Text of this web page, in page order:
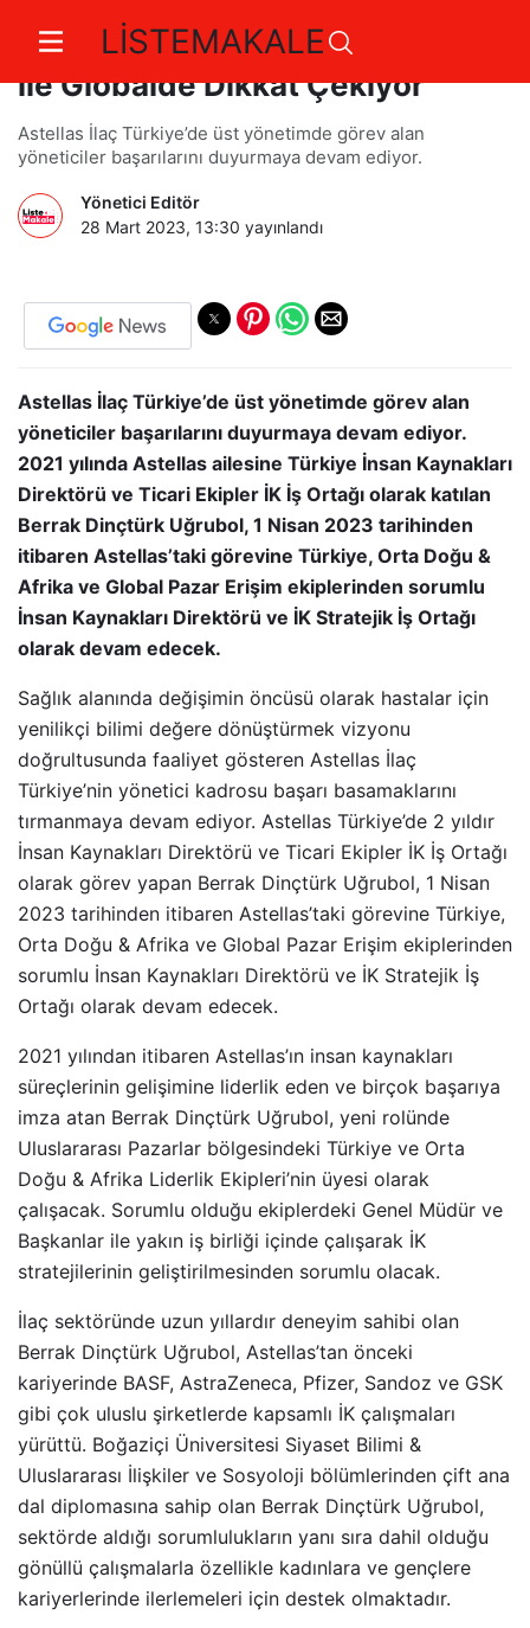
LİSTEMAKALE
Astellas Türkiye, İnsan Kaynağı
ile Globalde Dikkat Çekiyor
Astellas İlaç Türkiye’de üst yönetimde görev alan
yöneticiler başarılarını duyurmaya devam ediyor.
Yönetici Editör
28 Mart 2023, 13:30 yayınlandı
Astellas İlaç Türkiye’de üst yönetimde görev alan
yöneticiler başarılarını duyurmaya devam ediyor.
2021 yılında Astellas ailesine Türkiye İnsan Kaynakları
Direktörü ve Ticari Ekipler İK İş Ortağı olarak katılan
Berrak Dinçtürk Uğrubol, 1 Nisan 2023 tarihinden
itibaren Astellas’taki görevine Türkiye, Orta Doğu &
Afrika ve Global Pazar Erişim ekiplerinden sorumlu
İnsan Kaynakları Direktörü ve İK Stratejik İş Ortağı
olarak devam edecek.
Sağlık alanında değişimin öncüsü olarak hastalar için
yenilikçi bilimi değere dönüştürmek vizyonu
doğrultusunda faaliyet gösteren Astellas İlaç
Türkiye’nin yönetici kadrosu başarı basamaklarını
tırmanmaya devam ediyor. Astellas Türkiye’de 2 yıldır
İnsan Kaynakları Direktörü ve Ticari Ekipler İK İş Ortağı
olarak görev yapan Berrak Dinçtürk Uğrubol, 1 Nisan
2023 tarihinden itibaren Astellas’taki görevine Türkiye,
Orta Doğu & Afrika ve Global Pazar Erişim ekiplerinden
sorumlu İnsan Kaynakları Direktörü ve İK Stratejik İş
Ortağı olarak devam edecek.
2021 yılından itibaren Astellas’ın insan kaynakları
süreçlerinin gelişimine liderlik eden ve birçok başarıya
imza atan Berrak Dinçtürk Uğrubol, yeni rolünde
Uluslararası Pazarlar bölgesindeki Türkiye ve Orta
Doğu & Afrika Liderlik Ekipleri’nin üyesi olarak
çalışacak. Sorumlu olduğu ekiplerdeki Genel Müdür ve
Başkanlar ile yakın iş birliği içinde çalışarak İK
stratejilerinin geliştirilmesinden sorumlu olacak.
İlaç sektöründe uzun yıllardır deneyim sahibi olan
Berrak Dinçtürk Uğrubol, Astellas’tan önceki
kariyerinde BASF, AstraZeneca, Pfizer, Sandoz ve GSK
gibi çok uluslu şirketlerde kapsamlı İK çalışmaları
yürüttü. Boğaziçi Üniversitesi Siyaset Bilimi &
Uluslararası İlişkiler ve Sosyoloji bölümlerinden çift ana
dal diplomasına sahip olan Berrak Dinçtürk Uğrubol,
sektörde aldığı sorumlulukların yanı sıra dahil olduğu
gönüllü çalışmalarla özellikle kadınlara ve gençlere
kariyerlerinde ilerlemeleri için destek olmaktadır.